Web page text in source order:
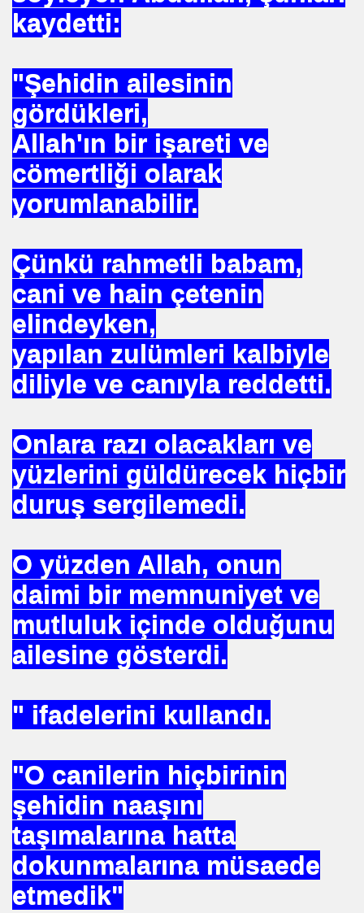
kaydetti:
"Şehidin ailesinin
gördükleri,
Allah'ın bir işareti ve
cömertliği olarak
yorumlanabilir.
Çünkü rahmetli babam,
cani ve hain çetenin
elindeyken,
yapılan zulümleri kalbiyle
diliyle ve canıyla reddetti.
Onlara razı olacakları ve
yüzlerini güldürecek hiçbir
duruş sergilemedi.
O yüzden Allah, onun
daimi bir memnuniyet ve
mutluluk içinde olduğunu
ailesine gösterdi.
" ifadelerini kullandı.
"O canilerin hiçbirinin
şehidin naaşını
taşımalarına hatta
dokunmalarına müsaede
etmedik"
NASIL kazanabilirim
BAĞIŞ YAPTI
PURSA
OLURMU .PROF.DR.ONUR HAMZAOĞLU
ÖLÜYOR
MÜSLÜMANLAR
MEDENİYET. MEDİT. Medeniyetler İttifakı Enstitüsü
.İNSANİ YARDIM VAKFI
MİLYON 76 MİLYONA BAKARMI
"DUA"LAR
MUSEVIMI OLUR
YAPABILIR
ÖNLENEMEZ
ABDURRAHIM BARINA "sÖZÜ"